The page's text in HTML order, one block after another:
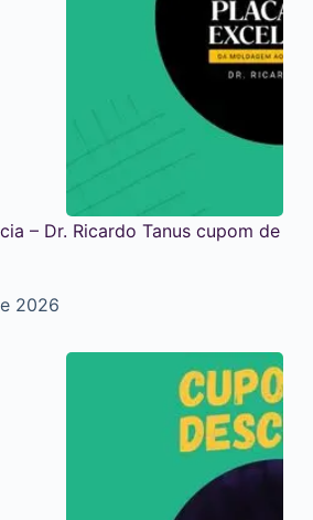
– Dr. Ricardo Tanus cupom de
2026